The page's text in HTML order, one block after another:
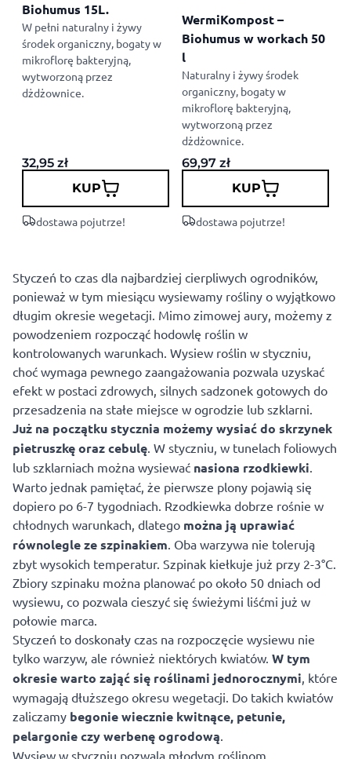
Biohumus 15L.
W pełni naturalny i żywy
środek organiczny, bogaty w
mikroflorę bakteryjną,
wytworzoną przez
dżdżownice.
32,95 zł
KUP
dostawa pojutrze!
WermiKompost –
Biohumus w workach 50
l
Naturalny i żywy środek
organiczny, bogaty w
mikroflorę bakteryjną,
wytworzoną przez
dżdżownice.
69,97 zł
KUP
dostawa pojutrze!
Styczeń to czas dla najbardziej cierpliwych ogrodników,
ponieważ w tym miesiącu wysiewamy rośliny o wyjątkowo
długim okresie wegetacji. Mimo zimowej aury, możemy z
powodzeniem rozpocząć hodowlę roślin w
kontrolowanych warunkach. Wysiew roślin w styczniu,
choć wymaga pewnego zaangażowania pozwala uzyskać
efekt w postaci zdrowych, silnych sadzonek gotowych do
przesadzenia na stałe miejsce w ogrodzie lub szklarni.
Już na początku stycznia możemy wysiać do skrzynek
pietruszkę oraz cebulę. W styczniu, w tunelach foliowych
lub szklarniach można wysiewać nasiona rzodkiewki.
Warto jednak pamiętać, że pierwsze plony pojawią się
dopiero po 6-7 tygodniach. Rzodkiewka dobrze rośnie w
chłodnych warunkach, dlatego można ją uprawiać
równolegle ze szpinakiem. Oba warzywa nie tolerują
zbyt wysokich temperatur. Szpinak kiełkuje już przy 2-3°C.
Zbiory szpinaku można planować po około 50 dniach od
wysiewu, co pozwala cieszyć się świeżymi liśćmi już w
połowie marca.
Styczeń to doskonały czas na rozpoczęcie wysiewu nie
tylko warzyw, ale również niektórych kwiatów. W tym
okresie warto zająć się roślinami jednorocznymi, które
wymagają dłuższego okresu wegetacji. Do takich kwiatów
zaliczamy begonie wiecznie kwitnące, petunie,
pelargonie czy werbenę ogrodową.
Wysiew w styczniu pozwala młodym roślinom